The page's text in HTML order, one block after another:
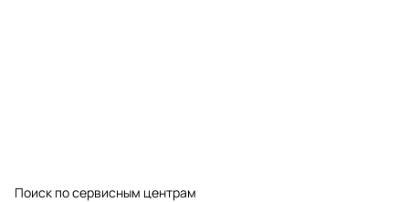
Поиск по сервисным центрам